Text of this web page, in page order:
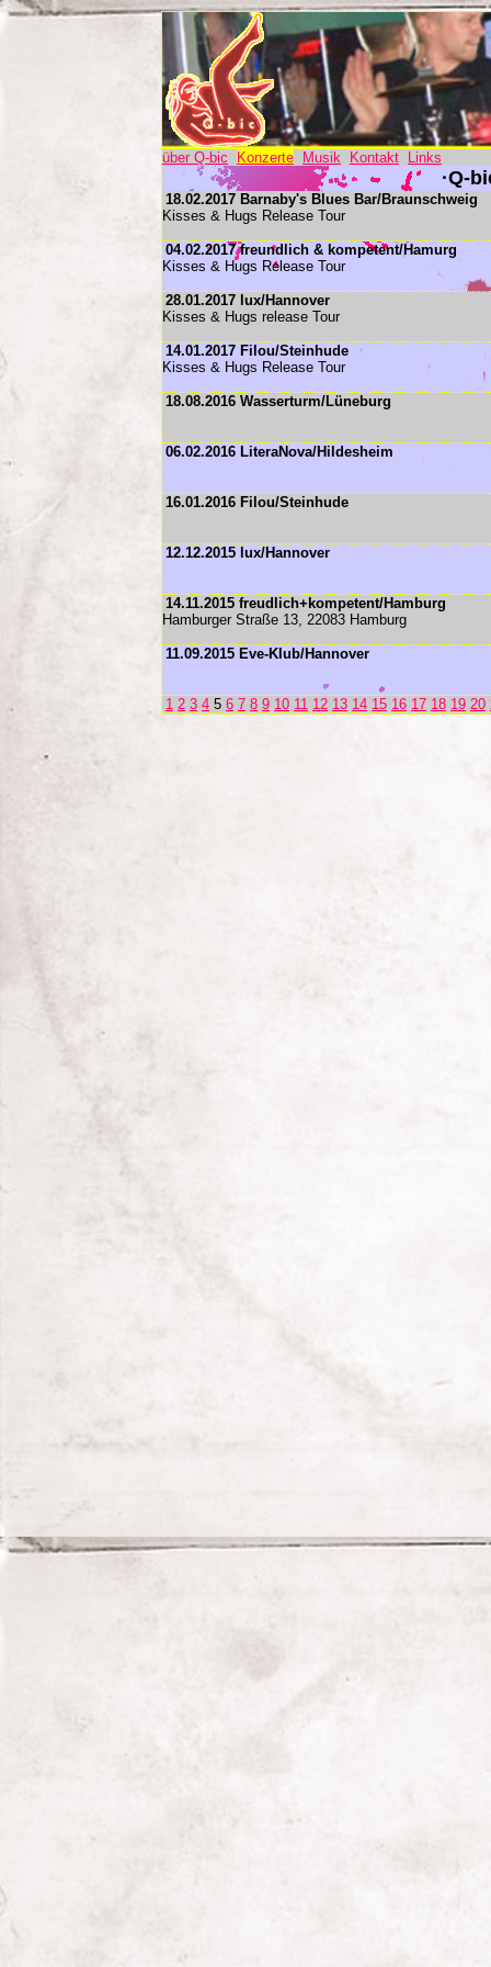
über Q-bic Konzerte Musik Kontakt Links
·Q-
18.02.2017 Barnaby's Blues Bar/Braunschweig
Kisses & Hugs Release Tour
04.02.2017 freundlich & kompetent/Hamurg
Kisses & Hugs Release Tour
28.01.2017 lux/Hannover
Kisses & Hugs release Tour
14.01.2017 Filou/Steinhude
Kisses & Hugs Release Tour
18.08.2016 Wasserturm/Lüneburg
06.02.2016 LiteraNova/Hildesheim
16.01.2016 Filou/Steinhude
12.12.2015 lux/Hannover
14.11.2015 freudlich+kompetent/Hamburg
Hamburger Straße 13, 22083 Hamburg
11.09.2015 Eve-Klub/Hannover
1 2 3 4 5 6 7 8 9 10 11 12 13 14 15 16 17 18 19 20